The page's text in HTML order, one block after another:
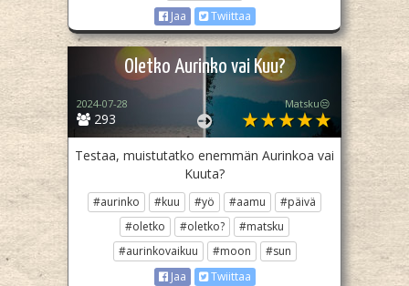
Jaa
Twiittaa
Oletko Aurinko vai Kuu?
293
2024-07-28 Matsku😒
Testaa, muistutatko enemmän Aurinkoa vai
Kuuta?
#aurinko #kuu #yö #aamu
#päivä
#oletko
#oletko?
#matsku
#aurinkovaikuu
#moon
#sun
Jaa
Twiittaa